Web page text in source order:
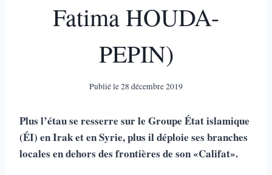
Fatima HOUDA-
PEPIN)
Publié le28 décembre 2019
Plus l’étau se resserre sur le Groupe État islamique
(ÉI) en Irak et en Syrie, plus il déploie ses branches
locales en dehors des frontières de son «Califat».